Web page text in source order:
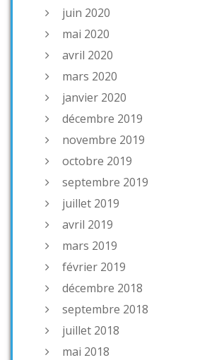
juin 2020
mai 2020
avril 2020
mars 2020
janvier 2020
décembre 2019
novembre 2019
octobre 2019
septembre 2019
juillet 2019
avril 2019
mars 2019
février 2019
décembre 2018
septembre 2018
juillet 2018
mai 2018